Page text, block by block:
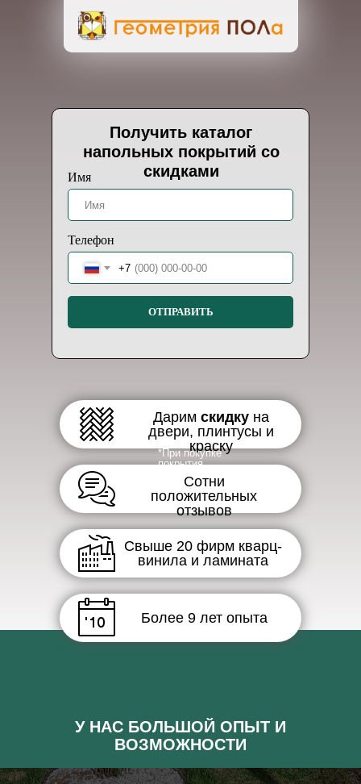
Имя
Телефон
+7
ОТПРАВИТЬ
Получить каталог
напольных покрытий со
скидками
Дарим скидку на
двери, плинтусы и
краску
Более 9 лет опыта
Свыше 20 фирм кварц-
винила и ламината
Сотни
положительных
отзывов
*При покупке
покрытия
У НАС БОЛЬШОЙ ОПЫТ И
ВОЗМОЖНОСТИ